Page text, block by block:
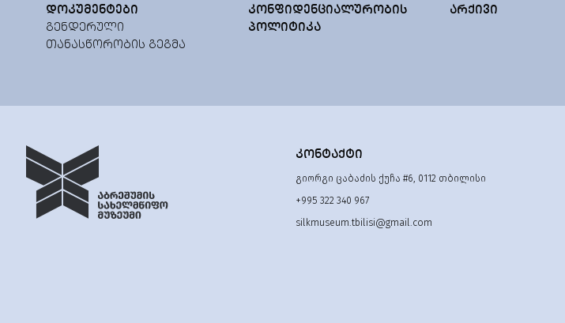
ᲓᲝᲙᲣᲛᲔᲜᲢᲔᲑᲘ
ᲒᲔᲜᲓᲔᲠᲣᲚᲘ
ᲗᲐᲜᲐᲡᲬᲝᲠᲝᲑᲘᲡ ᲒᲔᲒᲛᲐ
ᲙᲝᲜᲤᲘᲓᲔᲜᲪᲘᲐᲚᲣᲠᲝᲑᲘᲡ
ᲞᲝᲚᲘᲢᲘᲙᲐ
ᲐᲠᲥᲘᲕᲘ
ᲙᲝᲜᲢᲐᲥᲢᲘ
გიორგი ცაბაძის ქუჩა #6, 0112 თბილისი
+995 322 340 967
silkmuseum.tbilisi@gmail.com